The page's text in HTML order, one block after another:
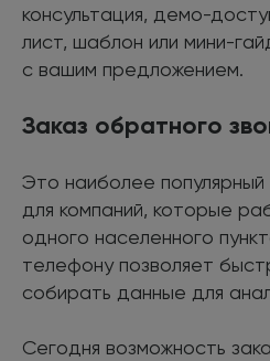
консультация, демо-
лист, шаблон или мини-
с вашим предложением.
Заказ обратного
Это наиболее
для компаний, которые
одного населенного
телефону позволяет
собирать данные для
Сегодня возможность